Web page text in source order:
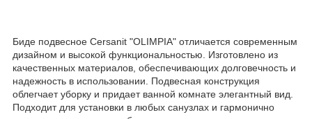
Биде подвесное Cersanit "OLIMPIA" отличается современным
дизайном и высокой функциональностью. Изготовлено из
качественных материалов, обеспечивающих долговечность и
надежность в использовании. Подвесная конструкция
облегчает уборку и придает ванной комнате элегантный вид.
Подходит для установки в любых санузлах и гармонично